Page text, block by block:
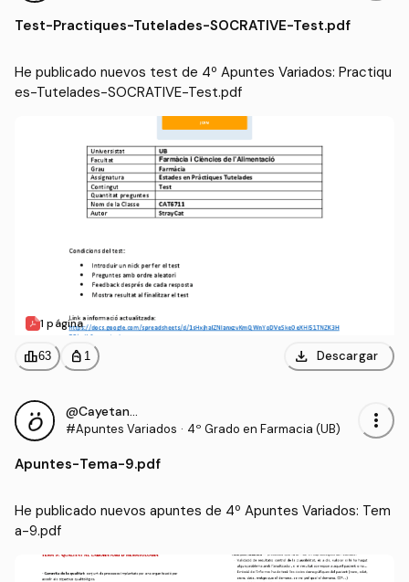
Test-Practiques-Tutelades-SOCRATIVE-Test.pdf
He publicado nuevos test de 4º Apuntes Variados: Practiqu
es-Tutelades-SOCRATIVE-Test.pdf
1 página
leaderboard63 personal_bag 1 download Descargar
@CayetanaIgM
#Apuntes Variados · 4º Grado en Farmacia (UB) more_vert
Apuntes-Tema-9.pdf
He publicado nuevos apuntes de 4º Apuntes Variados: Tem
a-9.pdf